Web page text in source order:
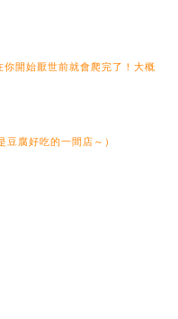
你開始厭世前就會爬完了！大概
豆腐好吃的一間店～）